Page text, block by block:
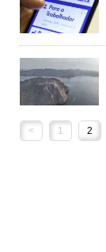
< 1 2